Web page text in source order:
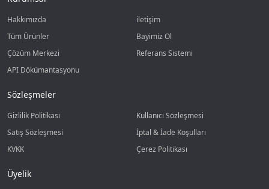
Hakkımızda
iletişim
Tüm Ürünler
Bayimiz Ol
Çözüm Merkezi
Referans Sistemi
API Dökümantasyonu
Sözleşmeler
Gizlilik Politikası
Kullanıcı Sözleşmesi
Satış Sözleşmesi
İptal & İade Koşulları
KVKK
Çerez Politikası
Üyelik